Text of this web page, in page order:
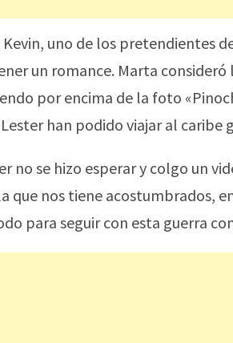
uno de los pretendientes
un romance. Marta
por encima de la foto
han podido viajar al caribe
no se hizo esperar y colgo un
que nos tiene acostumbrados,
para seguir con esta guerra